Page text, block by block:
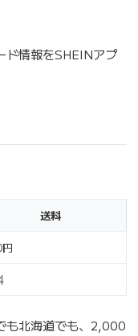
ド情報をSHEINアプ
送料
円
も北海道でも、2,000